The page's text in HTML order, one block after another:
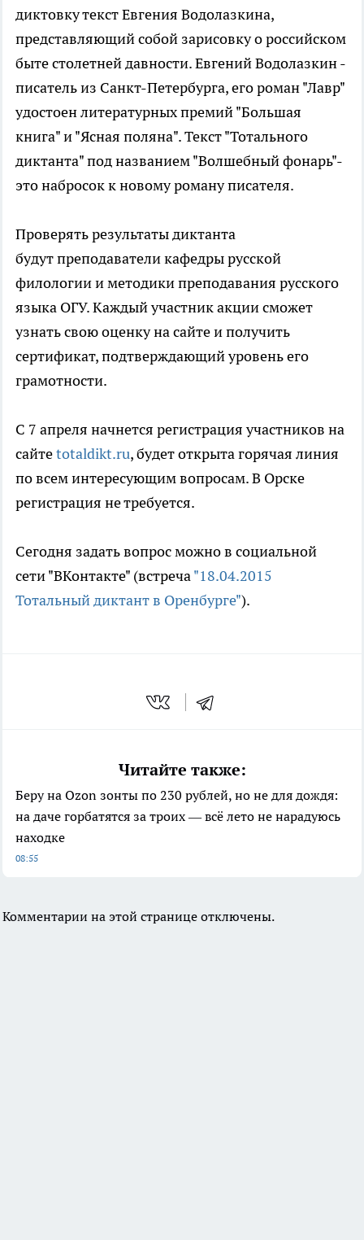
диктовку текст Евгения Водолазкина,
представляющий собой зарисовку о российском
быте столетней давности. Евгений Водолазкин -
писатель из Санкт-Петербурга, его роман "Лавр"
удостоен литературных премий "Большая
книга" и "Ясная поляна". Текст "Тотального
диктанта" под названием "Волшебный фонарь"-
это набросок к новому роману писателя.
Проверять результаты диктанта
будут преподаватели кафедры русской
филологии и методики преподавания русского
языка ОГУ. Каждый участник акции сможет
узнать свою оценку на сайте и получить
сертификат, подтверждающий уровень его
грамотности.
С 7 апреля начнется регистрация участников на
сайтеtotaldikt.ru, будет открыта горячая линия
по всем интересующим вопросам. В Орске
регистрация не требуется.
Сегодня задать вопрос можно в социальной
сети "ВКонтакте" (встреча"18.04.2015
Тотальный диктант в Оренбурге").
Читайте также:
Беру на Ozon зонты по 230 рублей, но не для дождя:
на даче горбатятся за троих — всё лето не нарадуюсь
находке
08:55
Комментарии на этой странице отключены.